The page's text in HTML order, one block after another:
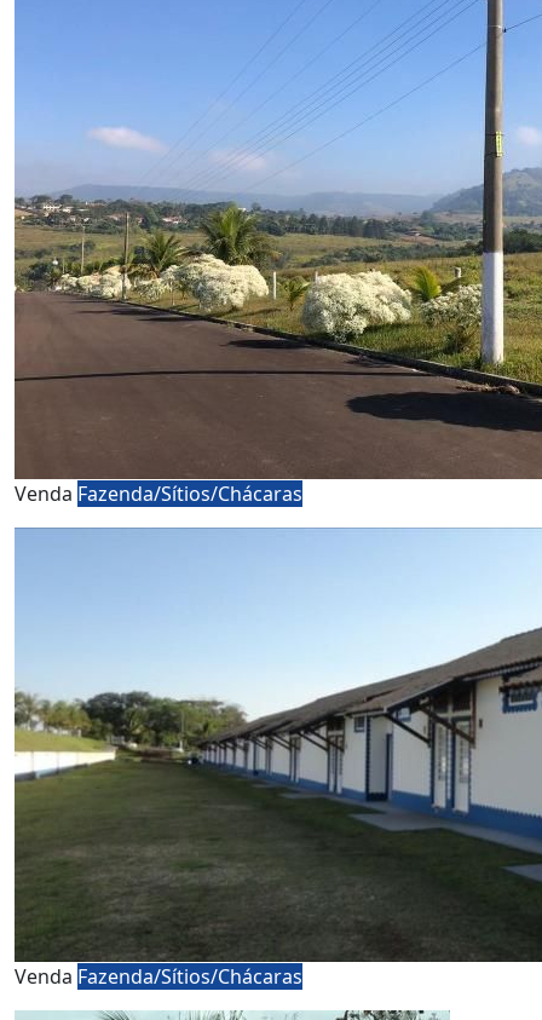
Venda Fazenda/Sítios/Chácaras
Venda Fazenda/Sítios/Chácaras